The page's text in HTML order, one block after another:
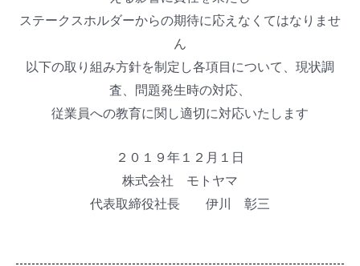
ステークスホルダーからの期待に応えなくてはなりませ
ん
以下の取り組み方針を制定し各項目について、現状調
査、問題発生時の対応、
従業員への教育に関し適切に対応いたします
２０１９年１２月１日
株式会社 モトヤマ
代表取締役社長 伊川 彰三